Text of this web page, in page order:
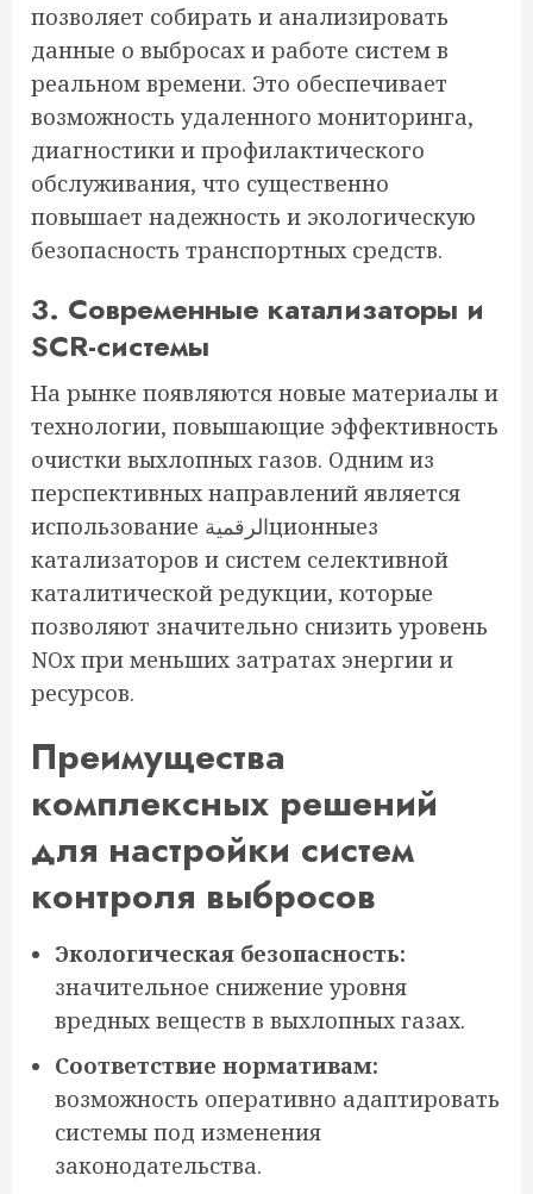
позволяет собирать и анализировать
данные о выбросах и работе систем в
реальном времени. Это обеспечивает
возможность удаленного мониторинга,
диагностики и профилактического
обслуживания, что существенно
повышает надежность и экологическую
безопасность транспортных средств.
3. Современные катализаторы и
SCR-системы
На рынке появляются новые материалы и
технологии, повышающие эффективность
очистки выхлопных газов. Одним из
перспективных направлений является
использование الرقميةционныез
катализаторов и систем селективной
каталитической редукции, которые
позволяют значительно снизить уровень
NOx при меньших затратах энергии и
ресурсов.
Преимущества
комплексных решений
для настройки систем
контроля выбросов
Экологическая безопасность:
значительное снижение уровня
вредных веществ в выхлопных газах.
Соответствие нормативам:
возможность оперативно адаптировать
системы под изменения
законодательства.